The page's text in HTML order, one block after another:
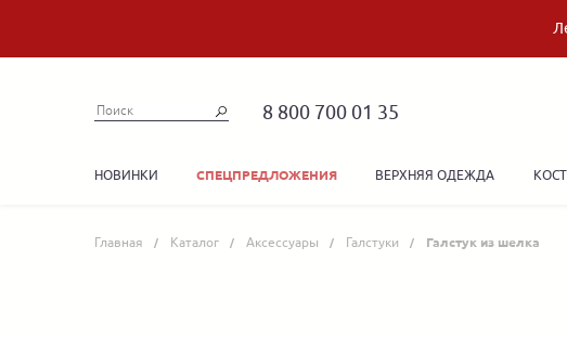
8 800 700 01 35
НОВИНКИ СПЕЦПРЕДЛОЖЕНИЯ ВЕРХНЯЯ ОДЕЖДА
Главная Каталог Аксессуары Галстуки Галстук из шелка